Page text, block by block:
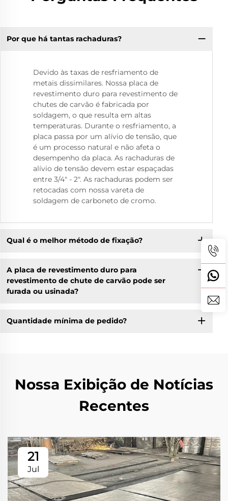
Por que há tantas rachaduras?
Devido às taxas de resfriamento de
metais dissimilares. Nossa placa de
revestimento duro para revestimento de
chutes de carvão é fabricada por
soldagem, o que resulta em altas
temperaturas. Durante o resfriamento, a
placa passa por um alívio de tensão, que
é um processo natural e não afeta o
desempenho da placa. As rachaduras de
alívio de tensão devem estar espaçadas
entre 3/4" - 2". As rachaduras podem ser
retocadas com nossa vareta de
soldagem de carboneto de cromo.
Qual é o melhor método de fixação?
A placa de revestimento duro para
revestimento de chute de carvão pode ser
furada ou usinada?
Quantidade mínima de pedido?
Nossa Exibição de Notícias
Recentes
21
Jul